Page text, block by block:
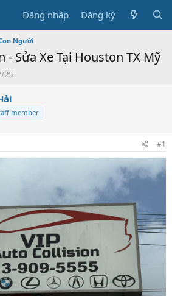
Đăng nhập Đăng ký
Người
- Sửa Xe Tại Houston TX Mỹ
25
member
#1